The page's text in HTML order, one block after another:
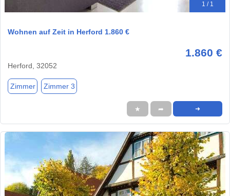
1 / 1
Wohnen auf Zeit in Herford 1.860 €
1.860 €
Herford, 32052
Zimmer Zimmer 3
★ ➦ ➜